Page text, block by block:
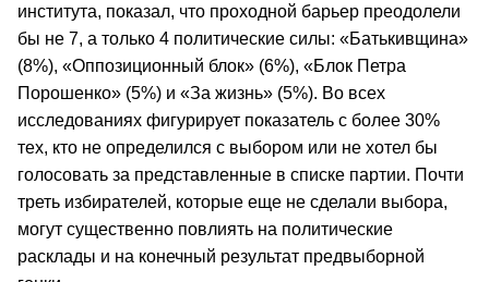
института, показал, что проходной барьер преодолели
бы не 7, а только 4 политические силы: «Батькивщина»
(8%), «Оппозиционный блок» (6%), «Блок Петра
Порошенко» (5%) и «За жизнь» (5%). Во всех
исследованиях фигурирует показатель с более 30%
тех, кто не определился с выбором или не хотел бы
голосовать за представленные в списке партии. Почти
треть избирателей, которые еще не сделали выбора,
могут существенно повлиять на политические
расклады и на конечный результат предвыборной